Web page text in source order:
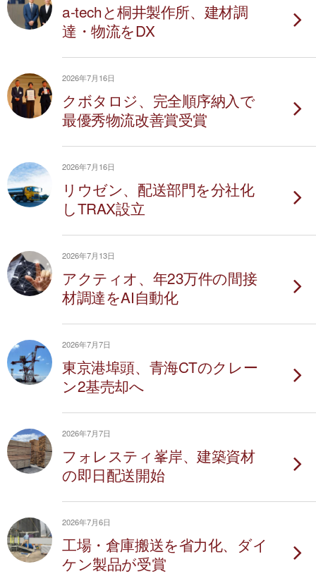
a-techと桐井製作所、建材調
達・物流をDX
2026年7月16日
クボタロジ、完全順序納入で
最優秀物流改善賞受賞
2026年7月16日
リウゼン、配送部門を分社化
しTRAX設立
2026年7月13日
アクティオ、年23万件の間接
材調達をAI自動化
2026年7月7日
東京港埠頭、青海CTのクレー
ン2基売却へ
2026年7月7日
フォレスティ峯岸、建築資材
の即日配送開始
2026年7月6日
工場・倉庫搬送を省力化、ダイ
ケン製品が受賞